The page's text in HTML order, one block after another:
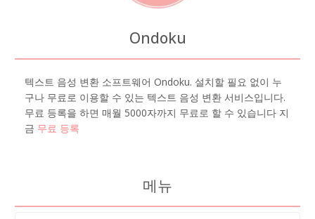
Ondoku
텍스트 음성 변환 소프트웨어 Ondoku. 설치할 필요 없이 누
구나 무료로 이용할 수 있는 텍스트 음성 변환 서비스입니다.
무료 등록을 하면 매월 5000자까지 무료로 할 수 있습니다 지
금 무료 등록
메뉴